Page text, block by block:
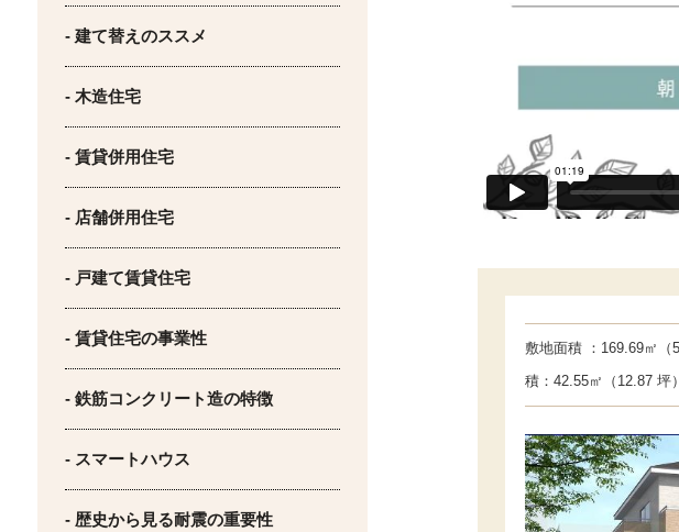
- 建て替えのススメ
- 木造住宅
- 賃貸併用住宅
- 店舗併用住宅
- 戸建て賃貸住宅
- 賃貸住宅の事業性
- 鉄筋コンクリート造の特徴
- スマートハウス
- 歴史から見る耐震の重要性
敷地面積 ：169.69㎡（51.33 坪）／ 1階床面積：63.57㎡（19.23 坪）／ 2階床面積：63.57㎡（19.23 坪）／ B1階床面